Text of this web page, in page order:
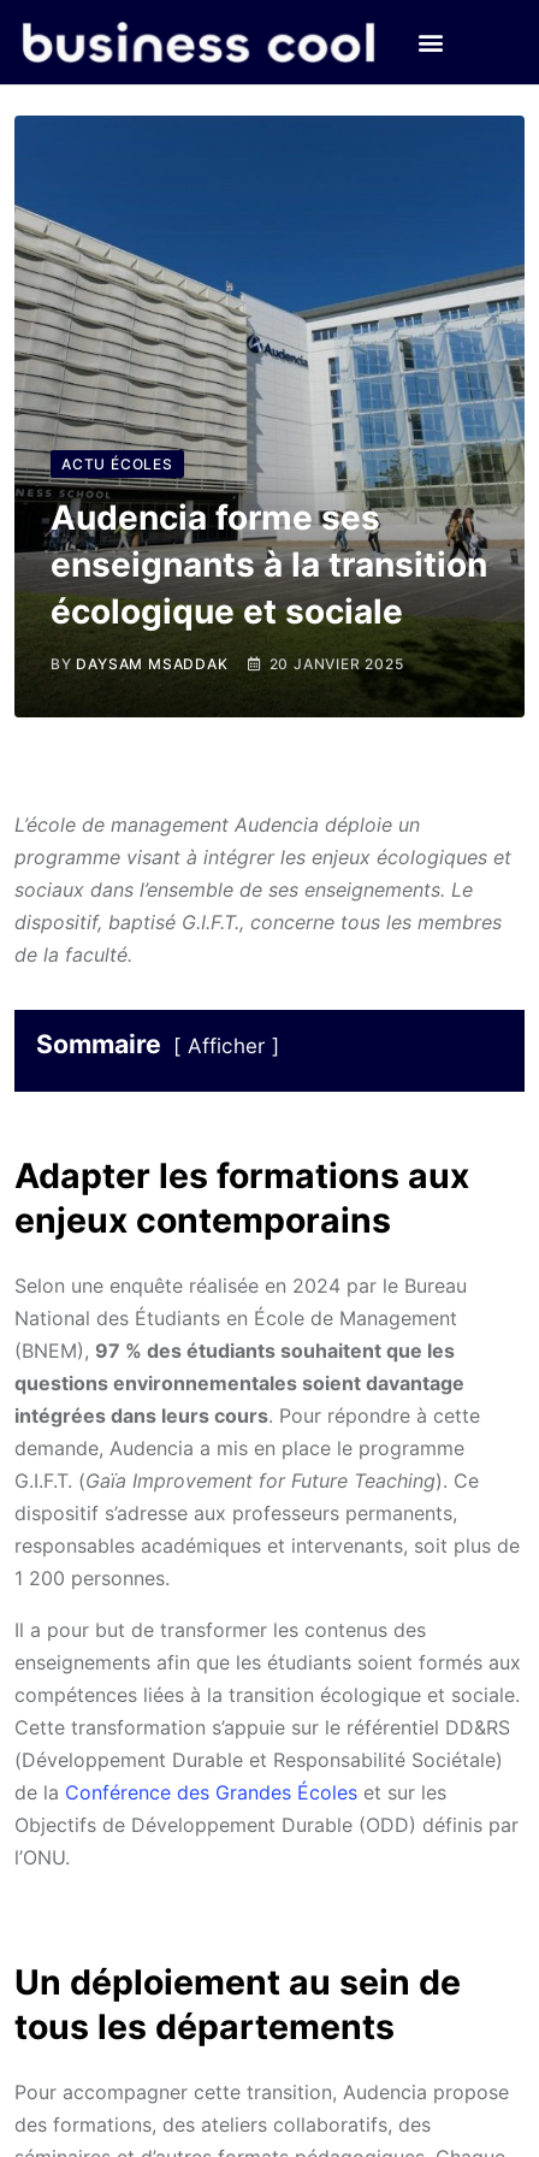
ACTU ÉCOLES
Audencia forme ses
enseignants à la transition
écologique et sociale
BY DAYSAM MSADDAK 20 JANVIER 2025
L’école de management Audencia déploie un
programme visant à intégrer les enjeux écologiques et
sociaux dans l’ensemble de ses enseignements. Le
dispositif, baptisé G.I.F.T., concerne tous les membres
de la faculté.
Sommaire Afficher
Adapter les formations aux
enjeux contemporains
Selon une enquête réalisée en 2024 par le Bureau
National des Étudiants en École de Management
(BNEM), 97 % des étudiants souhaitent que les
questions environnementales soient davantage
intégrées dans leurs cours. Pour répondre à cette
demande, Audencia a mis en place le programme
G.I.F.T. (Gaïa Improvement for Future Teaching). Ce
dispositif s’adresse aux professeurs permanents,
responsables académiques et intervenants, soit plus de
1 200 personnes.
Il a pour but de transformer les contenus des
enseignements afin que les étudiants soient formés aux
compétences liées à la transition écologique et sociale.
Cette transformation s’appuie sur le référentiel DD&RS
(Développement Durable et Responsabilité Sociétale)
de la Conférence des Grandes Écoles et sur les
Objectifs de Développement Durable (ODD) définis par
l’ONU.
Un déploiement au sein de
tous les départements
Pour accompagner cette transition, Audencia propose
des formations, des ateliers collaboratifs, des